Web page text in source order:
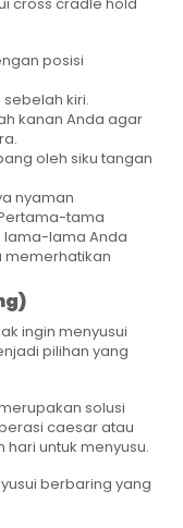
posisi
kiri.
kanan Anda agar
oleh siku tangan
nyaman
tama
lama-lama Anda
memerhatikan
ingin menyusui
pilihan yang
solusi
caesar atau
untuk menyusu.
berbaring yang